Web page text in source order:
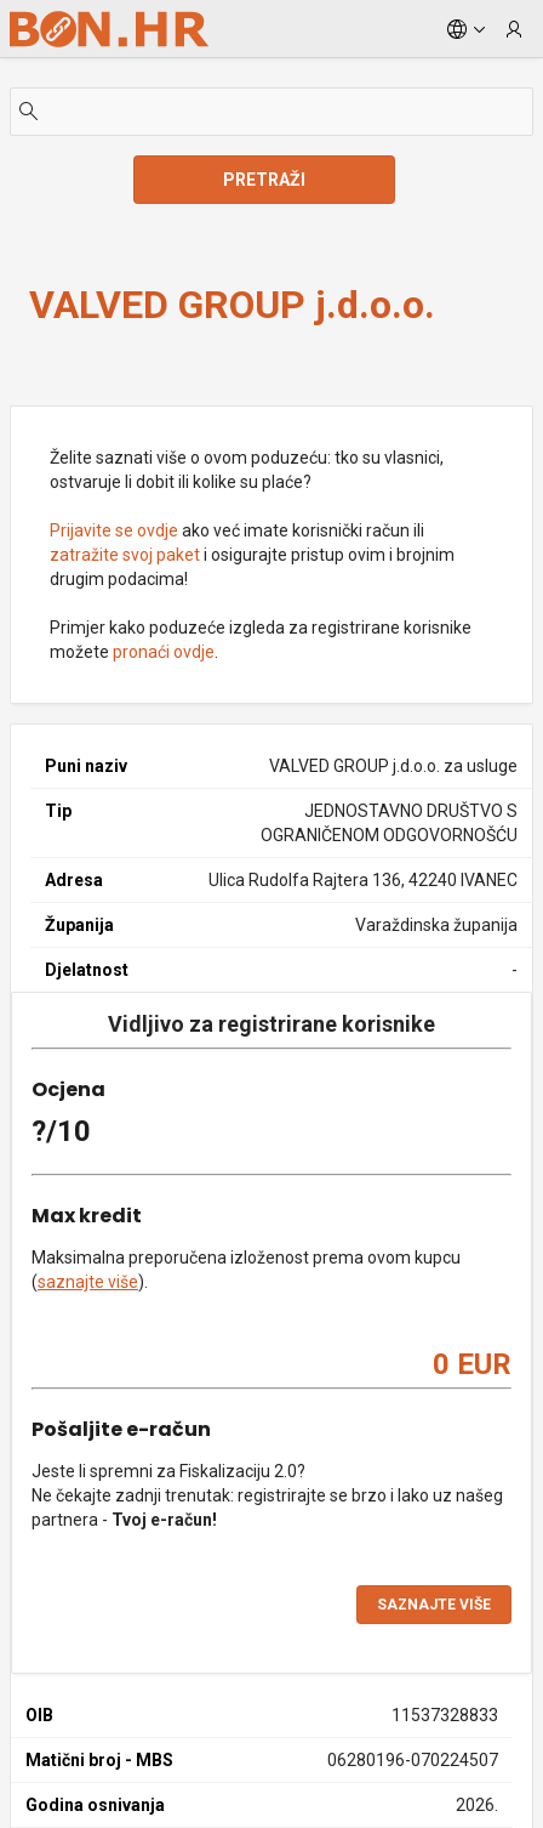
Skip to Main Content
PRETRAŽI
VALVED GROUP j.d.o.o.
Želite saznati više o ovom poduzeću: tko su vlasnici,
ostvaruje li dobit ili kolike su plaće?
Prijavite se ovdje ako već imate korisnički račun ili
zatražite svoj paketi osigurajte pristup ovim i brojnim
drugim podacima!
Primjer kako poduzeće izgleda za registrirane korisnike
možete pronaći ovdje
Puni naziv VALVED GROUP j.d.o.o. za usluge
Tip
JEDNOSTAVNO DRUŠTVO S
OGRANIČENOM ODGOVORNOŠĆU
Adresa Ulica Rudolfa Rajtera 136, 42240 IVANEC
Županija Varaždinska županija
Djelatnost -
Vidljivo za registrirane korisnike
Ocjena
?/10
Max kredit
Maksimalna preporučena izloženost prema ovom kupcu
(saznajte više).
0 EUR
Pošaljite e-račun
Jeste li spremni za Fiskalizaciju 2.0?
Ne čekajte zadnji trenutak: registrirajte se brzo i lako uz našeg
partnera - Tvoj e-račun!
SAZNAJTE VIŠE
OIB 11537328833
Matični broj - MBS 06280196-070224507
Godina osnivanja 2026.